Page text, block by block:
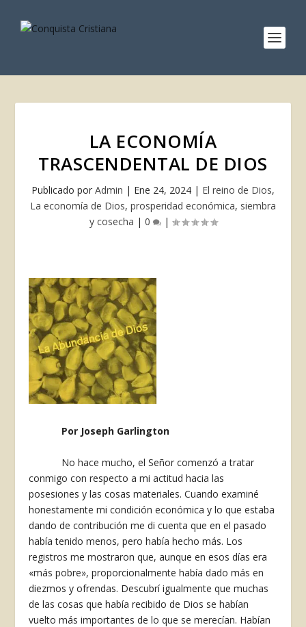
LA ECONOMÍA
TRASCENDENTAL DE DIOS
Publicado por Admin | Ene 24, 2024 | El reino de Dios,
La economía de Dios, prosperidad económica, siembra
y cosecha | 0 |
Por Joseph Garlington
No hace mucho, el Señor comenzó a tratar
conmigo con respecto a mi actitud hacia las
posesiones y las cosas materiales. Cuan­do examiné
honestamente mi condición económi­ca y lo que estaba
dando de contribución me di cuenta que en el pasado
había tenido menos, pero había hecho más. Los
registros me mostraron que, aunque en esos días era
«más pobre», proporcio­nalmente había dado más en
diezmos y ofrendas. Descubrí igualmente que muchas
de las cosas que había recibido de Dios se habían
vuelto más importantes de lo que se merecían. Habían